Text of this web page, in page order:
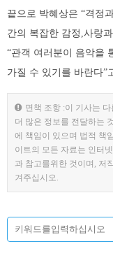
끝으로 박혜상은 “격정
간의 복잡한 감정,사랑
“관객 여러분이 음악을
가질 수 있기를 바란다”
면책 조항 :이 기사는
더 많은 정보를 전달하는
에 책임이 있으며 법적 책
이트의 모든 자료는 인터
과 참고를위한 것이며, 저
겨주십시오.